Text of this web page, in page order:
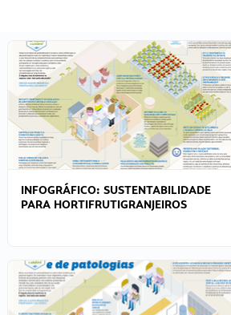
INFOGRÁFICO: SUSTENTABILIDADE
PARA HORTIFRUTIGRANJEIROS